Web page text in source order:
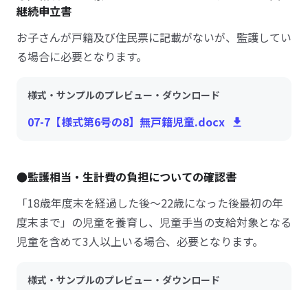
継続申立書
お子さんが戸籍及び住民票に記載がないが、監護してい
る場合に必要となります。
様式・サンプルのプレビュー・ダウンロード
07-7【様式第6号の8】無戸籍児童.docx
●監護相当・生計費の負担についての確認書
「18歳年度末を経過した後～22歳になった後最初の年
度末まで」の児童を養育し、児童手当の支給対象となる
児童を含めて3人以上いる場合、必要となります。
様式・サンプルのプレビュー・ダウンロード